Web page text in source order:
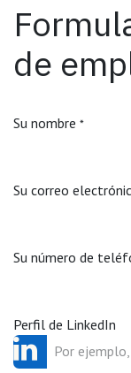
de
Su nombre *
Su correo
Su número de
Perfil de LinkedIn